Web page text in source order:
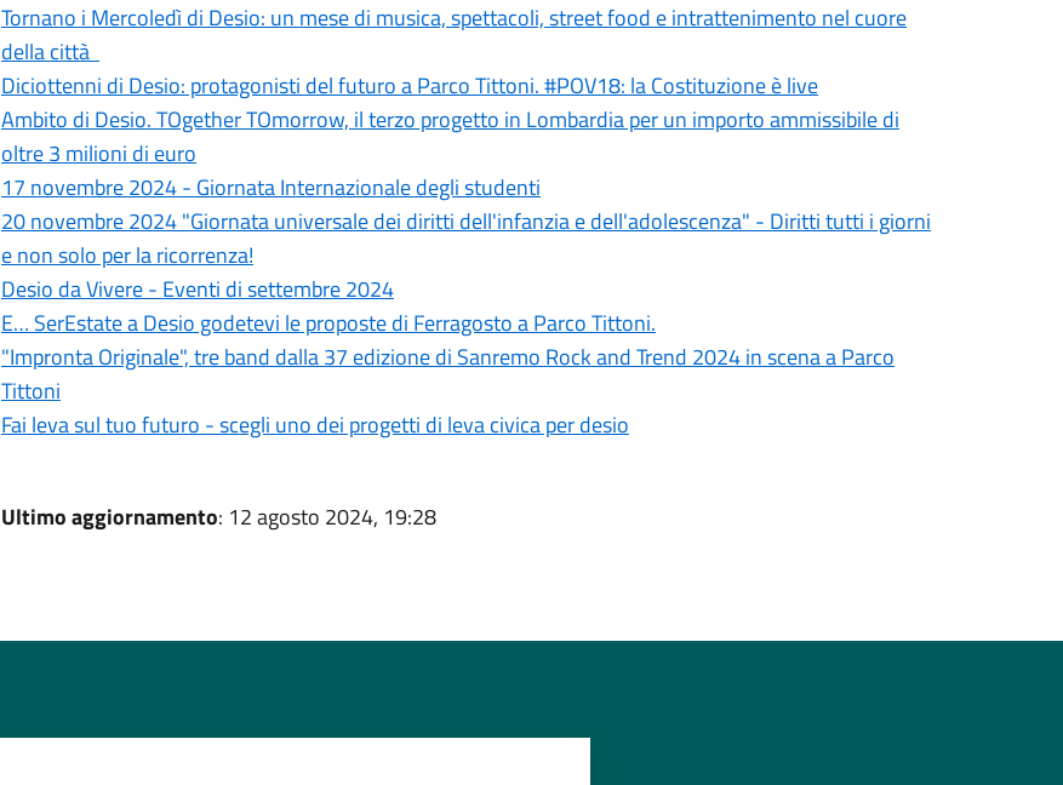
Tornano i Mercoledì di Desio: un mese di musica, spettacoli, street food e intrattenimento nel cuore
della città
Diciottenni di Desio: protagonisti del futuro a Parco Tittoni. #POV18: la Costituzione è live
Ambito di Desio. TOgether TOmorrow, il terzo progetto in Lombardia per un importo ammissibile di
oltre 3 milioni di euro
17 novembre 2024 - Giornata Internazionale degli studenti
20 novembre 2024 "Giornata universale dei diritti dell'infanzia e dell'adolescenza" - Diritti tutti i giorni
e non solo per la ricorrenza!
Desio da Vivere - Eventi di settembre 2024
E… SerEstate a Desio godetevi le proposte di Ferragosto a Parco Tittoni.
"Impronta Originale", tre band dalla 37 edizione di Sanremo Rock and Trend 2024 in scena a Parco
Tittoni
Fai leva sul tuo futuro - scegli uno dei progetti di leva civica per desio
Ultimo aggiornamento: 12 agosto 2024, 19:28